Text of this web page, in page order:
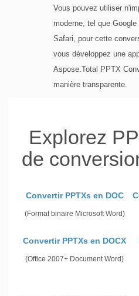
Vous pouvez utiliser
moderne, tel que
Safari, pour cette
vous développez une
Aspose.Total PPTX
manière transparente.
Explorez
de
Convertir PPTXs en DOC
(Format binaire Microsoft Word)
Convertir PPTXs en DOCX
(Office 2007+ Document Word)